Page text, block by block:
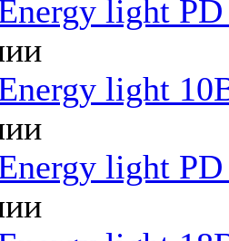
light
light
light